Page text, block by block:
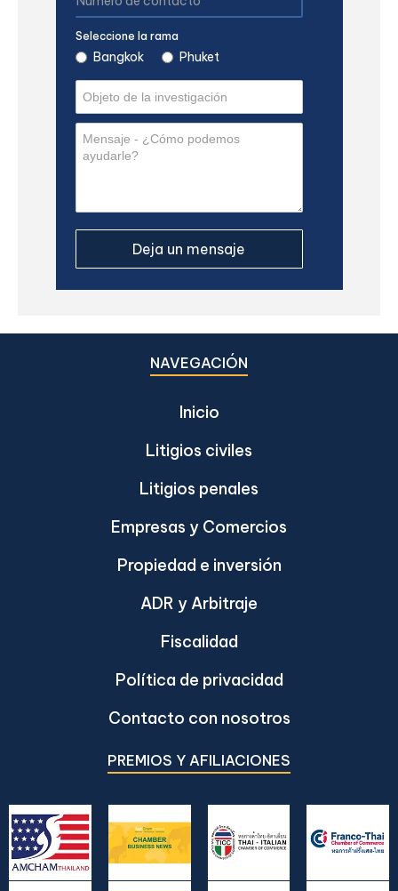
Seleccione la rama
Bangkok Phuket
NAVEGACIÓN
Inicio
Litigios civiles
Litigios penales
Empresas y Comercios
Propiedad e inversión
ADR y Arbitraje
Fiscalidad
Política de privacidad
Contacto con nosotros
PREMIOS Y AFILIACIONES